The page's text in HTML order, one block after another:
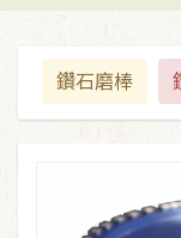
鑽石磨棒